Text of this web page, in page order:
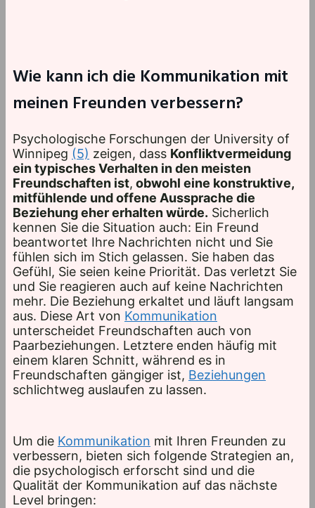
Wie kann ich die Kommunikation mit
meinen Freunden verbessern?
Psychologische Forschungen der University of
Winnipeg (5) zeigen, dass Konfliktvermeidung
ein typisches Verhalten in den meisten
Freundschaften ist, obwohl eine konstruktive,
mitfühlende und offene Aussprache die
Beziehung eher erhalten würde. Sicherlich
kennen Sie die Situation auch: Ein Freund
beantwortet Ihre Nachrichten nicht und Sie
fühlen sich im Stich gelassen. Sie haben das
Gefühl, Sie seien keine Priorität. Das verletzt Sie
und Sie reagieren auch auf keine Nachrichten
mehr. Die Beziehung erkaltet und läuft langsam
aus. Diese Art von Kommunikation
unterscheidet Freundschaften auch von
Paarbeziehungen. Letztere enden häufig mit
einem klaren Schnitt, während es in
Freundschaften gängiger ist, Beziehungen
schlichtweg auslaufen zu lassen.
Um die Kommunikation mit Ihren Freunden zu
verbessern, bieten sich folgende Strategien an,
die psychologisch erforscht sind und die
Qualität der Kommunikation auf das nächste
Level bringen: